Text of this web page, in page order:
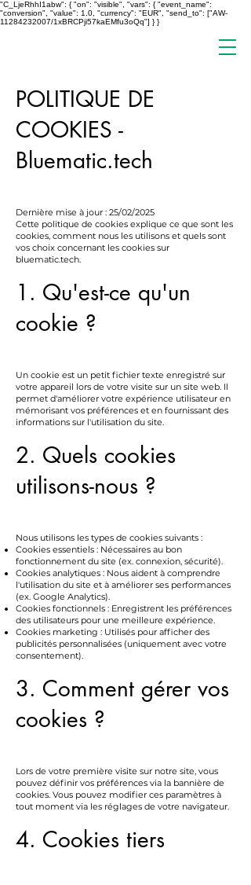
"C_LjeRhhI1abw": { "on": "visible", "vars": { "event_name":
"conversion", "value": 1.0, "currency": "EUR", "send_to": ["AW-
11284232007/1xBRCPji57kaEMfu3oQq"] } }
POLITIQUE DE
COOKIES -
Bluematic.tech
Dernière mise à jour : 25/02/2025
Cette politique de cookies explique ce que sont les
cookies, comment nous les utilisons et quels sont
vos choix concernant les cookies sur
bluematic.tech.
1. Qu'est-ce qu'un
cookie ?
Un cookie est un petit fichier texte enregistré sur
votre appareil lors de votre visite sur un site web. Il
permet d'améliorer votre expérience utilisateur en
mémorisant vos préférences et en fournissant des
informations sur l'utilisation du site.
2. Quels cookies
utilisons-nous ?
Nous utilisons les types de cookies suivants :
Cookies essentiels : Nécessaires au bon
fonctionnement du site (ex. connexion, sécurité).
Cookies analytiques : Nous aident à comprendre
l'utilisation du site et à améliorer ses performances
(ex. Google Analytics).
Cookies fonctionnels : Enregistrent les préférences
des utilisateurs pour une meilleure expérience.
Cookies marketing : Utilisés pour afficher des
publicités personnalisées (uniquement avec votre
consentement).
3. Comment gérer vos
cookies ?
Lors de votre première visite sur notre site, vous
pouvez définir vos préférences via la bannière de
cookies. Vous pouvez modifier ces paramètres à
tout moment via les réglages de votre navigateur.
4. Cookies tiers